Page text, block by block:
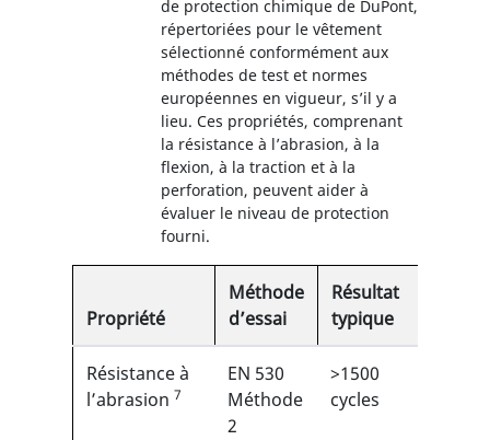
de protection chimique de DuPont,
répertoriées pour le vêtement
sélectionné conformément aux
méthodes de test et normes
européennes en vigueur, s’il y a
lieu. Ces propriétés, comprenant
la résistance à l’abrasion, à la
flexion, à la traction et à la
perforation, peuvent aider à
évaluer le niveau de protection
fourni.
Propriété
Méthode
d’essai
Résultat
typique
Résistance à
l’abrasion 7
EN 530
Méthode
2
>1500
cycles